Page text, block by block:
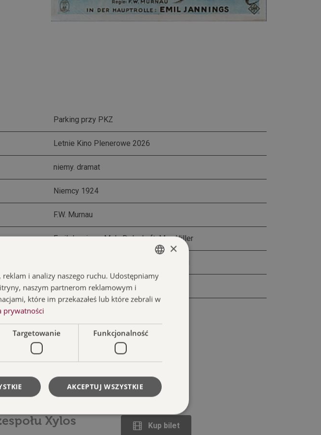
Parking przy PKZ
Letnie Kino Plenerowe 2026
niemy. dramat
Niemcy 1924
F.W. Murnau
Emil Jannings, Maly Delschaft, Max Hiller
Z polskimi napisami
Xylos
Kup bilet
POLISH
×
i analizy naszego ruchu. Udostępniamy
naszym partnerom reklamowym i
które im przekazałeś lub które zebrali w
prywatności
Targetowanie Funkcjonalność
AKCEPTUJ WSZYSTKIE